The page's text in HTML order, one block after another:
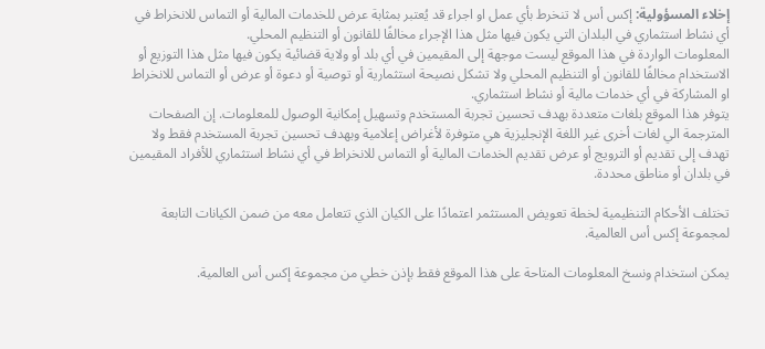
إخلاء المسؤولية:إكس أس لا تنخرط بأي عمل او اجراء قد يُعتبر بمثابة عرض للخدمات المالية أو التماس للانخراط في
أي نشاط استثماري في البلدان التي يكون فيها مثل هذا الإجراء مخالفًا للقانون أو التنظيم المحلي.
المعلومات الواردة في هذا الموقع ليست موجهة إلى المقيمين في أي بلد أو ولاية قضائية يكون فيها مثل هذا التوزيع أو
الاستخدام مخالفًا للقانون أو التنظيم المحلي ولا تشكل نصيحة استثمارية أو توصية أو دعوة أو عرض أو التماس للانخراط
او المشاركة في أي خدمات مالية أو نشاط استثماري.
يتوفر هذا الموقع بلغات متعددة بهدف تحسين تجربة المستخدم وتسهيل إمكانية الوصول للمعلومات. إن الصفحات
المترجمة الي لغات أخرى غير اللغة الإنجليزية هي متوفرة لأغراض إعلامية وبهدف تحسين تجربة المستخدم فقط ولا
تهدف إلى تقديم أو الترويج أو عرض تقديم الخدمات المالية أو التماس للانخراط في أي نشاط استثماري للأفراد المقيمين
في بلدان أو مناطق محددة.
تختلف الأحكام التنظيمية لخطة تعويض المستثمر اعتمادًا على الكيان الذي تتعامل معه من ضمن الكيانات التابعة
لمجموعة إكس أس العالمية.
يمكن استخدام ونسخ المعلومات المتاحة على هذا الموقع فقط بإذن خطي من مجموعة إكس أس العالمية.